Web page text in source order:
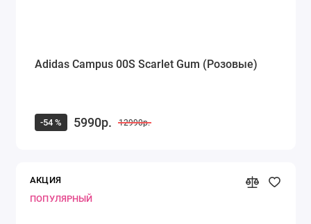
Adidas Campus 00S Scarlet Gum (Розовые)
-54 % 5990р. 12990р.
АКЦИЯ
ПОПУЛЯРНЫЙ